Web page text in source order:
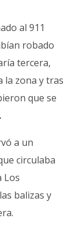
al 911
robado
tercera,
la zona y tras
que se
a un
circulaba
Los
balizas y